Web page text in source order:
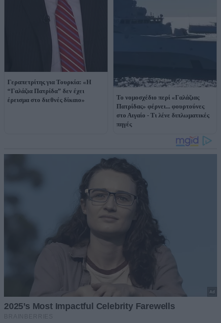
Γεραπετρίτης για Τουρκία: «Η
“Γαλάζια Πατρίδα” δεν έχει
έρεισμα στο διεθνές δίκαιο»
Το νομοσχέδιο περί «Γαλάζιας
Πατρίδας» φέρνει... φουρτούνες
στο Αιγαίο - Τι λένε διπλωματικές
πηγές